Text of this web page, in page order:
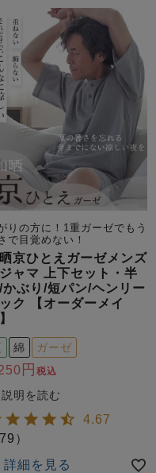
イズ 上着
単品
ボーイズ
ズボ
ン単品
- New Arrival -
一覧はこちら
りの方に！1重ガーゼでもう
で目覚めない！
京ひとえガーゼメンズ
ャマ 上下セット・半
かぶり/短パン/ヘンリー
ク 【オーダーメイ
綿 ガーゼ
税込
4.67
79 ）
詳細を見る